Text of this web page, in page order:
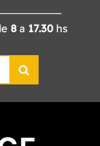
8a 17.30hs